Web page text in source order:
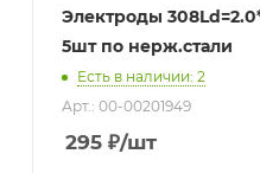
Электроды
5шт по нерж.стали
Есть в наличии: 2
Арт.: 00-00201949
295 ₽/шт